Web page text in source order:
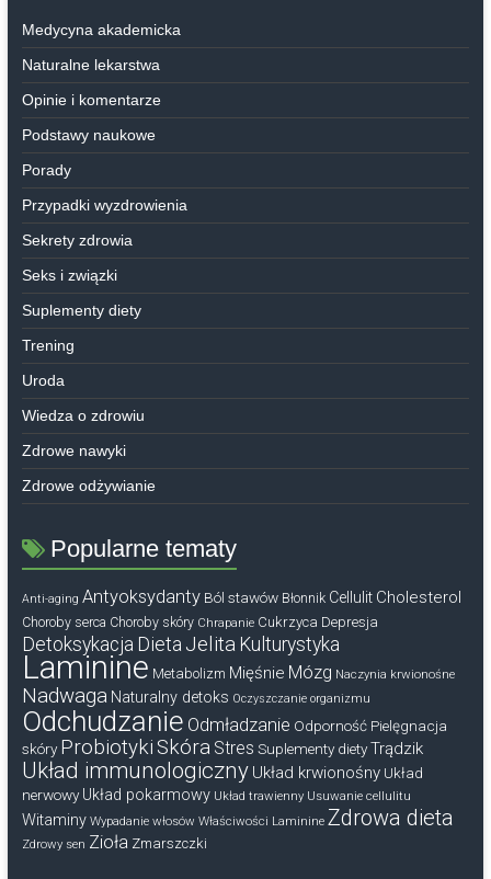
Medycyna akademicka
Naturalne lekarstwa
Opinie i komentarze
Podstawy naukowe
Porady
Przypadki wyzdrowienia
Sekrety zdrowia
Seks i związki
Suplementy diety
Trening
Uroda
Wiedza o zdrowiu
Zdrowe nawyki
Zdrowe odżywianie
Popularne tematy
Anti-aging Antyoksydanty Ból stawów Błonnik Cellulit Cholesterol
Choroby serca Choroby skóry Chrapanie Cukrzyca Depresja
Detoksykacja Dieta Jelita Kulturystyka
Laminine Metabolizm Mięśnie Mózg Naczynia krwionośne
Nadwaga Naturalny detoks Oczyszczanie organizmu
Odchudzanie Odmładzanie Odporność Pielęgnacja
skóry Probiotyki Skóra Stres Suplementy diety Trądzik
Układ immunologiczny Układ krwionośny Układ
nerwowy Układ pokarmowy Układ trawienny Usuwanie cellulitu
Witaminy Wypadanie włosów Właściwości Laminine Zdrowa dieta
Zdrowy sen Zioła Zmarszczki